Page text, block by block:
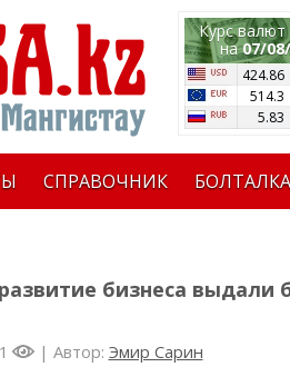
Курс валют
на07/
424.86
514.3
5.83
СПРАВОЧНИК БОЛТАЛКА
бизнеса
| Автор: Эмир Сарин